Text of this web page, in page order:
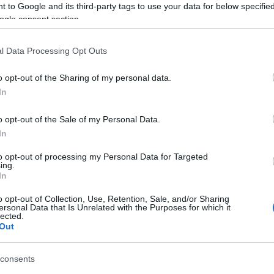
to Google and its third-party tags to use your data for below
consent section.
Data Processing Opt Outs
opt-out of the Sharing of my personal data.
opt-out of the Sale of my Personal Data.
opt-out of processing my Personal Data for Targeted
opt-out of Collection, Use, Retention, Sale, and/or Sharing
Data that Is Unrelated with the Purposes for which it
férfidivat divatbemutató divathét
GUCCI 2013 NYÁRI
Divathét, melynek keretein belül a divatházak a
kollekcióikat mutatják be a szakmának és a
az eseményeket, képes…